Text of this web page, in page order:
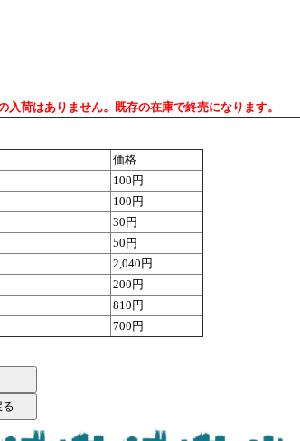
荷はありません。既存の在庫で終売になります。
価格
100円
100円
30円
50円
2,040円
200円
810円
700円